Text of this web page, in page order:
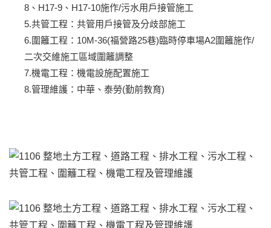
8、H17-9、H17-10施作/污水用戶接管施工
5.共管工程：共管用戶接管及分歧部施工
6.圍籬工程：10M-36(福營路25巷)臨時停車場A2圍籬施作/
二次交維施工區域圍籬調整
7.機電工程：機電設施配置施工
8.管理維護：中華、泰勞(勤前教育)